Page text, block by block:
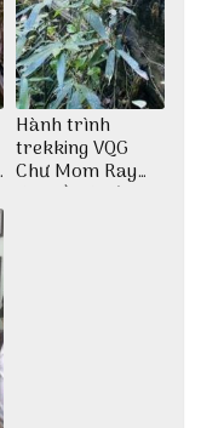
Hành trình
trekking VQG
Chư Mom Ray
tìm về núi rừng